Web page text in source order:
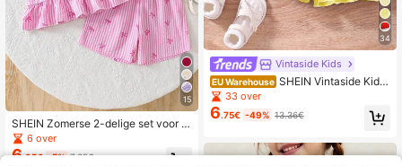
15
SHEIN Zomerse 2-delige set voor jo
nge meisjes van 4-7 jaar, schattige
zoete frisse stijl, mouwloze top met
6 over
6.95€ -5% 7.35€
34
Vintaside Kids
EU Warehouse SHEIN Vintaside Kids
Set van 2 stuks: geel gestreept jacq
uard gebreid vest en short voor jong
e meisjes, losvallend model, geschi
sport en de zomer.
33 over
6.75€ -49% 13.36€